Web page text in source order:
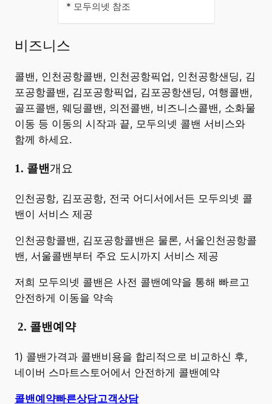
* 모두의넷 참조
비즈니스
콜밴, 인천공항콜밴, 인천공항픽업, 인천공항샌딩, 김
포공항콜밴, 김포공항픽업, 김포공항샌딩, 여행콜밴,
골프콜밴, 웨딩콜밴, 의전콜밴, 비즈니스콜밴, 소화물
이동 등 이동의 시작과 끝, 모두의넷 콜밴 서비스와
함께 하세요.
​1. 콜밴개요
​인천공항, 김포공항, 전국 어디서에서든 모두의넷 콜
밴이 서비스 제공
인천공항콜밴, 김포공항콜밴은 물론, 서울인천공항콜
밴, 서울콜밴부터 주요 도시까지 서비스 제공
저희 모두의넷 콜밴은 사전 콜밴예약을 통해 빠르고
안전하게 이동을 약속
2. 콜밴예약
1) 콜밴가격과 콜밴비용을 합리적으로 비교하신 후,
네이버 스마트스토어에서 안전하게 콜밴예약
콜밴예약빠른상담고객상담